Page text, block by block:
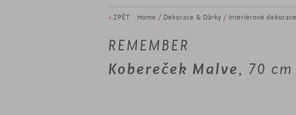
< ZPĚT Home / Dekorace & Dárky / Interiérové dekorace
REMEMBER
Kobereček Malve, 70 cm